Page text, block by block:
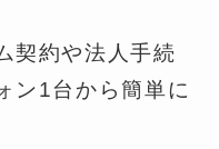
契約や法人手続
ン1台から簡単に